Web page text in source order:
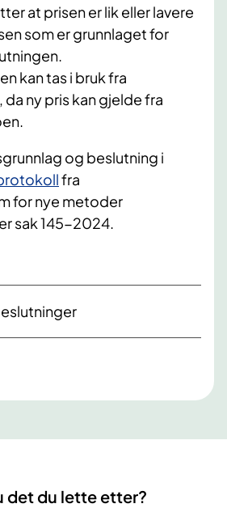
at prisen er lik eller lavere
som er grunnlaget for
kan tas i bruk fra
da ny pris kan gjelde fra
og beslutning i
fra
for nye metoder
sak 145-2024.
det du lette etter?